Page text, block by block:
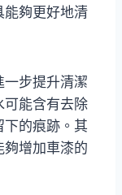
能夠更好地清
步提升清潔
可能含有去除
下的痕跡。其
增加車漆的